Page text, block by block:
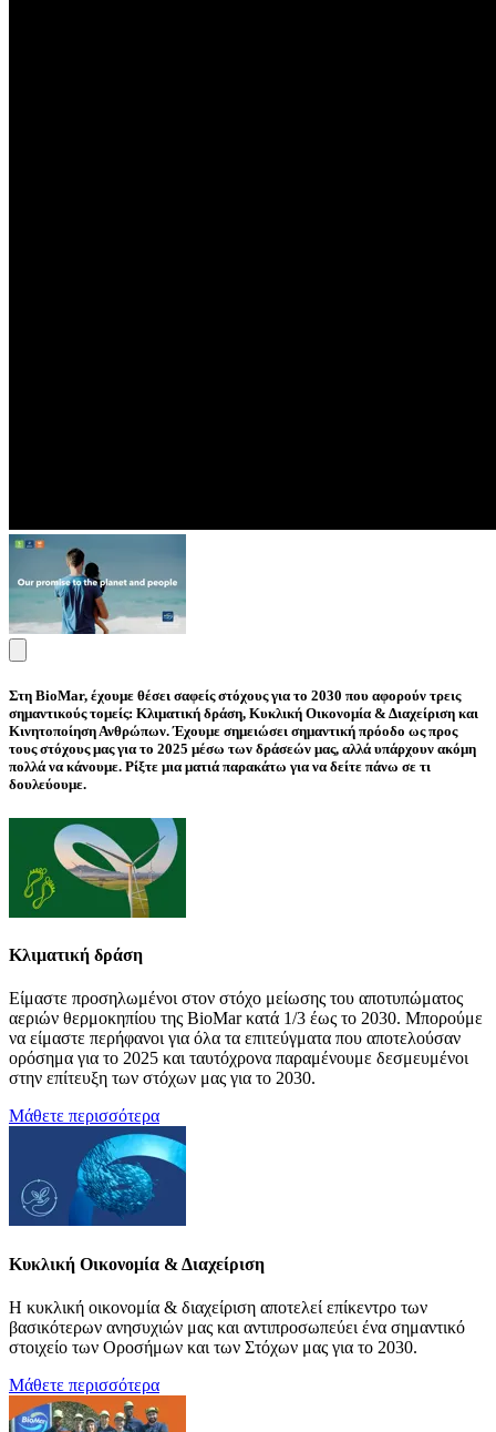
Στη BioMar, έχουμε θέσει σαφείς στόχους για το 2030 που αφορούν τρεις
σημαντικούς τομείς: Κλιματική δράση, Κυκλική Οικονομία & Διαχείριση και
Κινητοποίηση Ανθρώπων.Έχουμε σημειώσει σημαντική πρόοδο ως προς
τους στόχους μας για το 2025 μέσω των δράσεών μας, αλλά υπάρχουν ακόμη
πολλά να κάνουμε. Ρίξτε μια ματιά παρακάτω για να δείτε πάνω σε τι
δουλεύουμε.
Κλιματική δράση
Είμαστε προσηλωμένοι στον στόχο μείωσης του αποτυπώματος
αεριών θερμοκηπίου της BioMar κατά 1/3 έως το 2030. Μπορούμε
να είμαστε περήφανοι για όλα τα επιτεύγματα που αποτελούσαν
ορόσημα για το 2025 και ταυτόχρονα παραμένουμε δεσμευμένοι
στην επίτευξη των στόχων μας για το 2030.
Μάθετε περισσότερα
Κυκλική Οικονομία & Διαχείριση
Η κυκλική οικονομία & διαχείριση αποτελεί επίκεντρο των
βασικότερων ανησυχιών μας και αντιπροσωπεύει ένα σημαντικό
στοιχείο των Οροσήμων και των Στόχων μας για το 2030.
Μάθετε περισσότερα